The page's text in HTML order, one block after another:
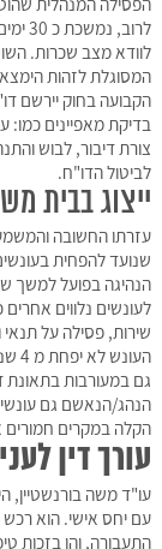
לוודא מצב שכרות.
המסוגלת לזהות
הקבועה בחוק יירשם
בדיקת מאפיינים
צורת דיבור, לבוש
לביטול הדו"ח.
ייצוג בבית
עזרתו החשובה
שנועד להפחית
הנהיגה בפועל למשך
לעונשים נלווים
שירות, פסילה על
גם במעורבות בתאונת
הנהג/הנאשם גם עונשי
הקלה במקרים חמורים
עורך דין
עו"ד משה בורנשטיין,
עם יחס אישי. הוא רכש
התעבורה, והן בזכות